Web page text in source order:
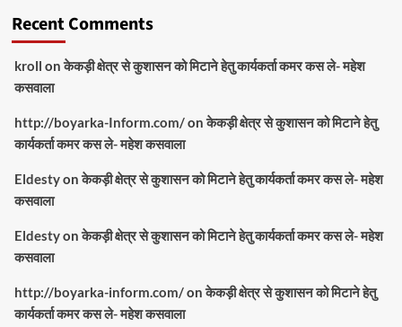
Recent Comments
kroll onकेकड़ी क्षेत्र से कुशासन को मिटाने हेतु कार्यकर्ता कमर कस ले- महेश
कसवाला
http://boyarka-Inform.com/onकेकड़ी क्षेत्र से कुशासन को मिटाने हेतु
कार्यकर्ता कमर कस ले- महेश कसवाला
Eldestyonकेकड़ी क्षेत्र से कुशासन को मिटाने हेतु कार्यकर्ता कमर कस ले- महेश
कसवाला
Eldestyonकेकड़ी क्षेत्र से कुशासन को मिटाने हेतु कार्यकर्ता कमर कस ले- महेश
कसवाला
http://boyarka-inform.com/onकेकड़ी क्षेत्र से कुशासन को मिटाने हेतु
कार्यकर्ता कमर कस ले- महेश कसवाला